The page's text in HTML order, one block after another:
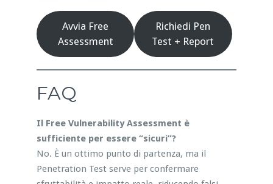
Avvia Free
Assessment
Richiedi Pen
Test + Report
FAQ
Il Free Vulnerability Assessment è
sufficiente per essere “sicuri”?
No. È un ottimo punto di partenza, ma il
Penetration Test serve per confermare